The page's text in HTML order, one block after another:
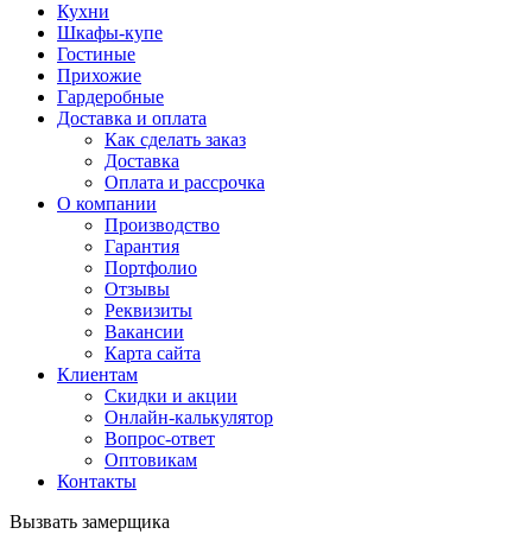
Кухни
Шкафы-купе
Гостиные
Прихожие
Гардеробные
Доставка и оплата
Как сделать заказ
Доставка
Оплата и рассрочка
О компании
Производство
Гарантия
Портфолио
Отзывы
Реквизиты
Вакансии
Карта сайта
Клиентам
Скидки и акции
Онлайн-калькулятор
Вопрос-ответ
Оптовикам
Контакты
Вызвать замерщика